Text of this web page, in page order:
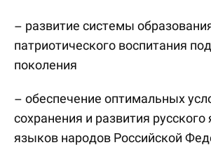
– развитие системы
патриотического воспитания
поколения
– обеспечение оптимальных
сохранения и развития
языков народов Российской